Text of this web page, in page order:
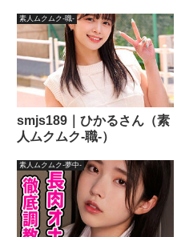
素人ムクムク-職-
smjs189｜ひかるさん（素
人ムクムク-職-）
素人ムクムク-夢中-